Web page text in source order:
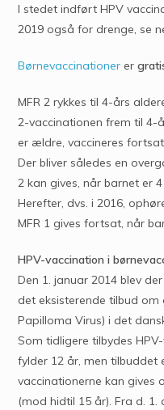
I stedet indført HPV
2019 også for drenge, se
Børnevaccinationer er
MFR 2 rykkes til 4-års
2-vaccinationen frem til 4-
er ældre, vaccineres
Der bliver således en
2 kan gives, når barnet er
Herefter, dvs. i 2016,
MFR 1 gives fortsat, når
HPV-vaccination i
Den 1. januar 2014 blev
det eksisterende tilbud
Papilloma Virus) i det
Som tidligere tilbydes
fylder 12 år, men tilbuddet
vaccinationerne kan gives
(mod hidtil 15 år). Fra d.